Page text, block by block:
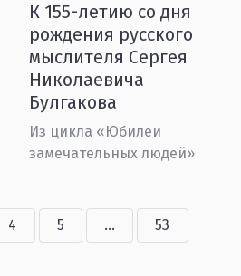
К 155-летию со дня
рождения русского
мыслителя Сергея
Николаевича
Булгакова
Из цикла «Юбилеи
замечательных людей»
4 5 ... 53